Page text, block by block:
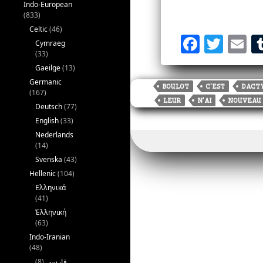
F
a
c
e
b
o
k
T
w
it
te
r
E
m
ai
l
BOULOT C'EST
LEUR
N'AI NOUVEAU
Indo-European
(833)
Celtic(46)
Cymraeg
(33)
Gaeilge(13)
Germanic
(167)
Deutsch(77)
English(33)
Nederlands
(14)
Svenska (43)
Hellenic(104)
Ελληνικά
(41)
Ἑλληνική
(63)
Indo-Iranian
(48)